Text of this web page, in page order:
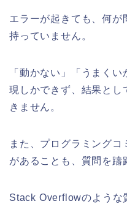
エラーが起きても、何が
持っていません。
「動かない」「うまく
現しかできず、結果とし
きません。
また、プログラミング
があることも、質問を躊
Stack Overflowのような